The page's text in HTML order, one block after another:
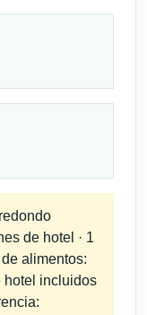
de hotel · 1
alimentos:
hotel incluidos